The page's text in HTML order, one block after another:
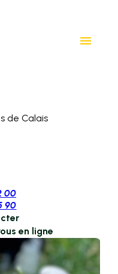
menu
de Calais
00
90
en ligne